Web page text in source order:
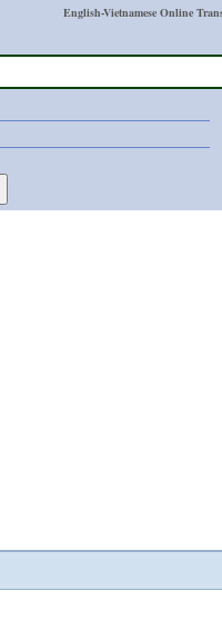
English-Vietnamese Online